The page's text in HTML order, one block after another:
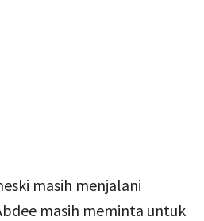
masih menjalani
masih meminta untuk